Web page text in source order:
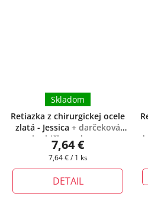
Retiazka z chirurgickej ocele
zlatá - Jessica + darčeková
krabička zadarmo
Skladom
7,64 €
Jednotková
7,64 € / 1 ks
DETAIL